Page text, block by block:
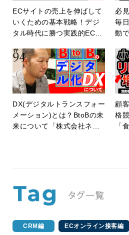
ECサイトの売上を伸ばして
いくための基本戦略！デジ
タル時代に勝つ実践的EC戦
必
毎
動
【
DX(デジタルトランスフォー
メーション)とは？BtoBの未
来について「株式会社ネッ
顧
格
「
CRM編 ECオンライン接客編